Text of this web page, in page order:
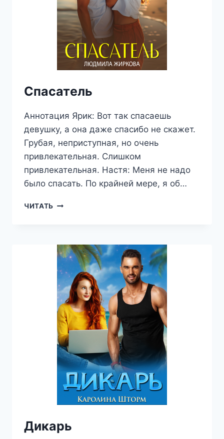
Спасатель
Аннотация Ярик: Вот так спасаешь
девушку, а она даже спасибо не скажет.
Грубая, неприступная, но очень
привлекательная. Слишком
привлекательная. Настя: Меня не надо
было спасать. По крайней мере, я об…
ЧИТАТЬ СПАСАТЕЛЬ
Дикарь